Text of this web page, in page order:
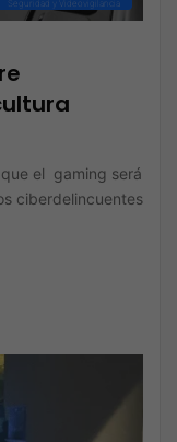
Seguridad y Videovigilancia
el gaming será
ciberdelincuentes